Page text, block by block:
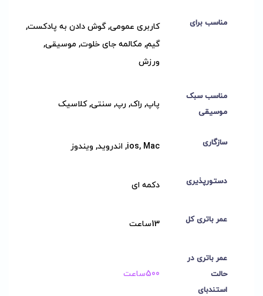
مناسب برای
کاربری عمومی, گوش دادن به پادکست,
گیم, مکالمه جای خلوت, موسیقی,
ورزش
مناسب سبک
موسیقی
پاپ, راک, رپ, سنتی, کلاسیک
سازگاری ios, Mac, اندروید, ویندوز
دستورپذیری دکمه ای
عمر باتری کل 13ساعت
عمر باتری در
حالت
استندبای
500ساعت